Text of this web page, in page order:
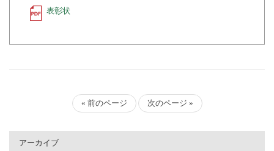
表彰状
« 前のページ 次のページ »
アーカイブ